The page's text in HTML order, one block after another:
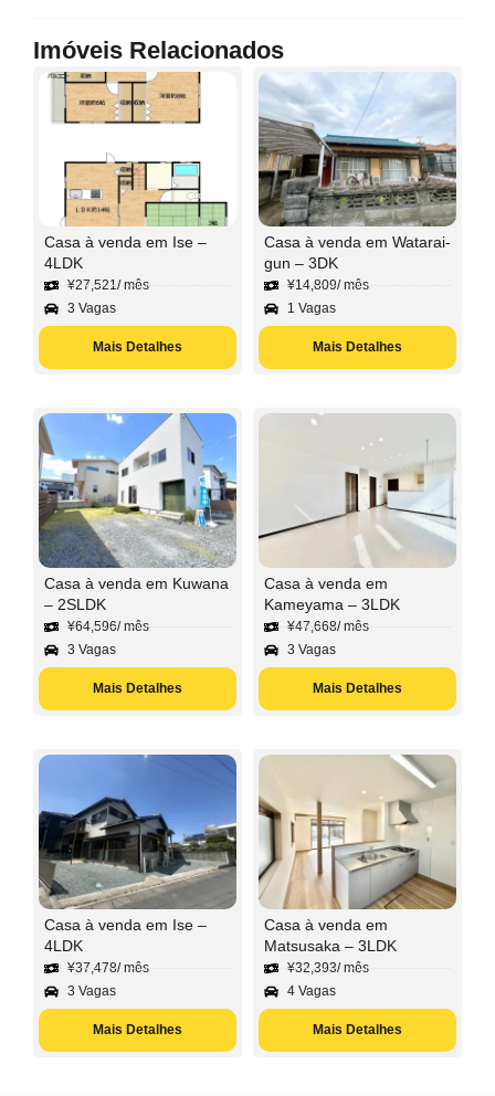
Imóveis Relacionados
Casa à venda em Ise –
4LDK
¥27,521/ mês
3 Vagas
Mais Detalhes
Casa à venda em Watarai-
gun – 3DK
¥14,809/ mês
1 Vagas
Mais Detalhes
Casa à venda em Kuwana
– 2SLDK
¥64,596/ mês
3 Vagas
Mais Detalhes
Casa à venda em
Kameyama – 3LDK
¥47,668/ mês
3 Vagas
Mais Detalhes
Casa à venda em Ise –
4LDK
¥37,478/ mês
3 Vagas
Mais Detalhes
Casa à venda em
Matsusaka – 3LDK
¥32,393/ mês
4 Vagas
Mais Detalhes